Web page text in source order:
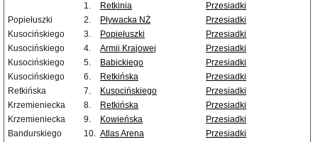
1.
Retkinia
Przesiadki
Popiełuszki
2. Pływacka NŻ
Przesiadki
Kusocińskiego
3. Popiełuszki
Przesiadki
Kusocińskiego
4. Armii Krajowej
Przesiadki
Kusocińskiego
5. Babickiego
Przesiadki
Kusocińskiego
6. Retkińska
Przesiadki
Retkińska
7. Kusocińskiego
Przesiadki
Krzemieniecka
8. Retkińska
Przesiadki
Krzemieniecka
9. Kowieńska
Przesiadki
Bandurskiego
10. Atlas Arena
Przesiadki